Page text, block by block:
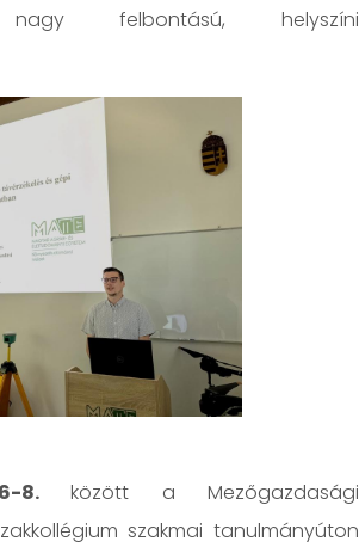
nagy felbontású, helyszíni
6-8.között a Mezőgazdasági
szakmai tanulmányúton